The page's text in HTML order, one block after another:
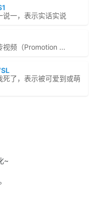
说一，表示实话实说
视频（Promotion ...
死了，表示被可爱到或萌
~